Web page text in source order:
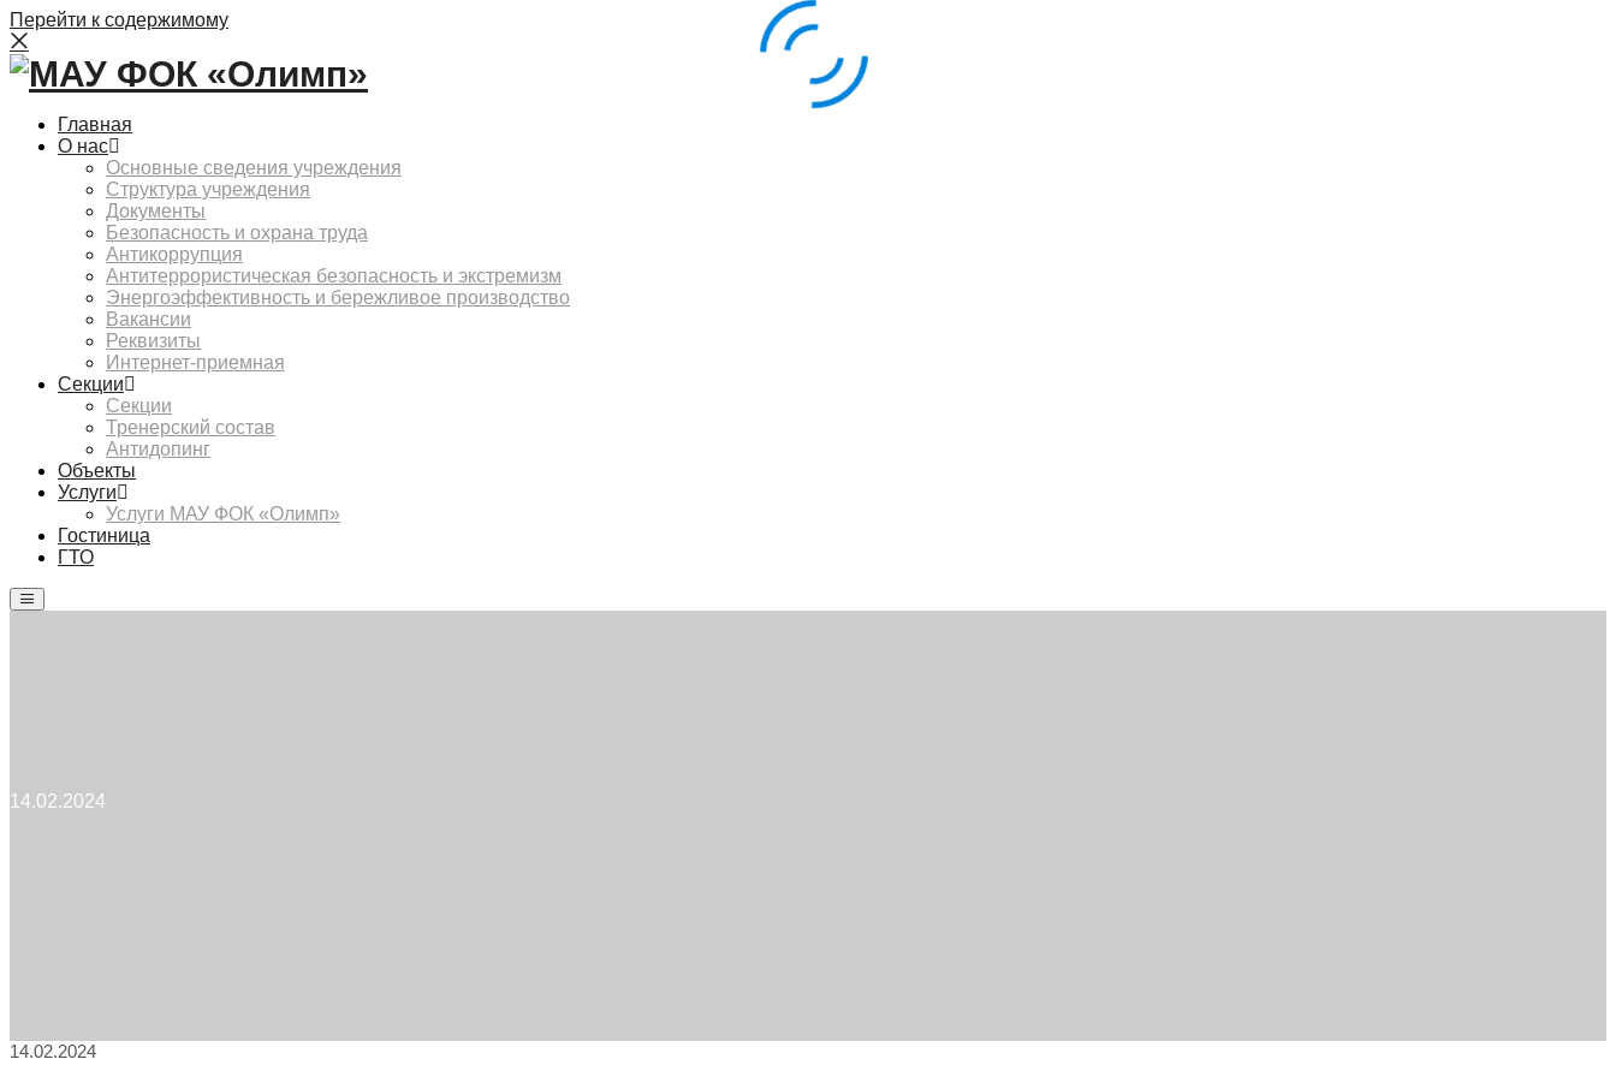
Перейти к содержимому
Главная
О нас
Основные сведения учреждения
Структура учреждения
Документы
Безопасность и охрана труда
Антикоррупция
Антитеррористическая безопасность и экстремизм
Энергоэффективность и бережливое производство
Вакансии
Реквизиты
Интернет-приемная
Секции
Секции
Тренерский состав
Антидопинг
Объекты
Услуги
Услуги МАУ ФОК «Олимп»
Гостиница
ГТО
меню
14.02.2024
14.02.2024